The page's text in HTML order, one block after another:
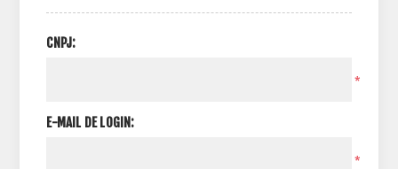
CNPJ:
*
E-MAIL DE LOGIN:
*